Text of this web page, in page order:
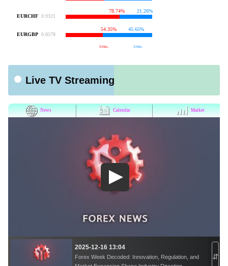
Live TV Streaming